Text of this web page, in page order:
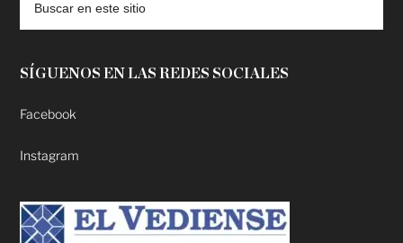
SÍGUENOS EN LAS REDES SOCIALES
Facebook
Instagram